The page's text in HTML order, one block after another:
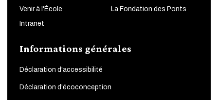
Venir à l'École La Fondation des Ponts
Intranet
Informations générales
Déclaration d'accessibilité
Déclaration d'écoconception